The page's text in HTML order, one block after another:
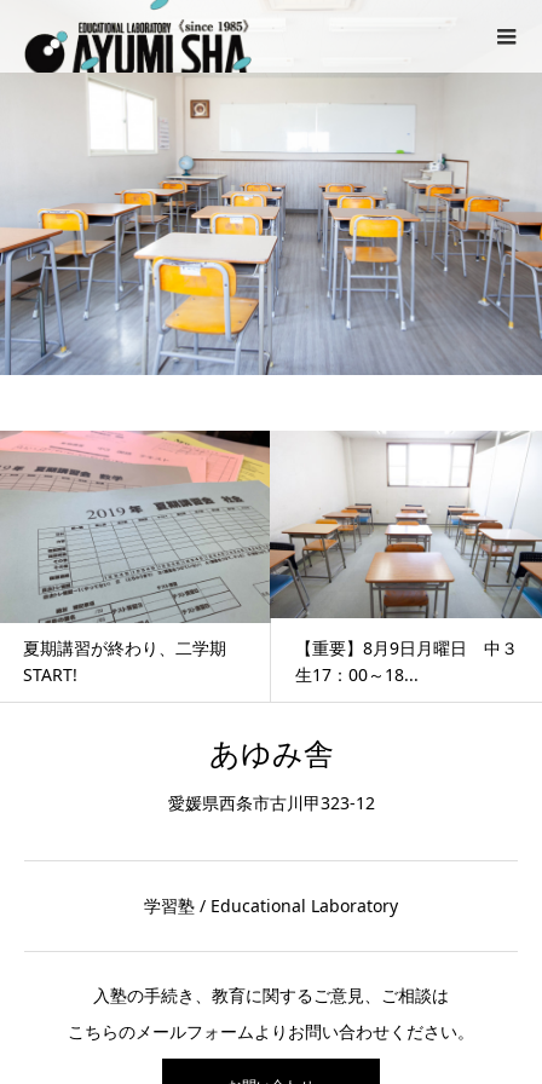
夏期講習が終わり、二学期
START!
【重要】8月9日月曜日 中３
生17：00～18...
あゆみ舎
愛媛県西条市古川甲323-12
学習塾 / Educational Laboratory
入塾の手続き、教育に関するご意見、ご相談は
こちらのメールフォームよりお問い合わせください。